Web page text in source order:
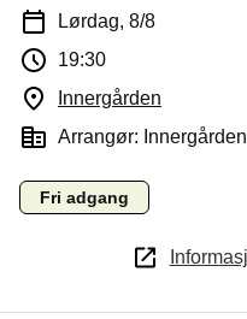
Lørdag, 8/8
19:30
Innergården
Arrangør: Innergården
Fri adgang